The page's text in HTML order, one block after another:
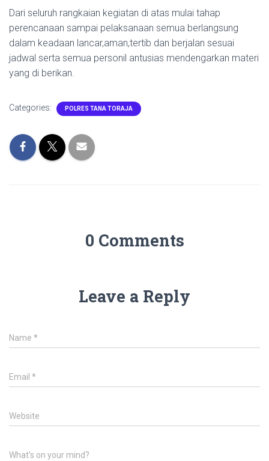
Dari seluruh rangkaian kegiatan di atas mulai tahap
perencanaan sampai pelaksanaan semua berlangsung
dalam keadaan lancar,aman,tertib dan berjalan sesuai
jadwal serta semua personil antusias mendengarkan materi
yang di berikan.
Categories: POLRES TANA TORAJA
0 Comments
Leave a Reply
Name *
Email *
Website
What's on your mind?